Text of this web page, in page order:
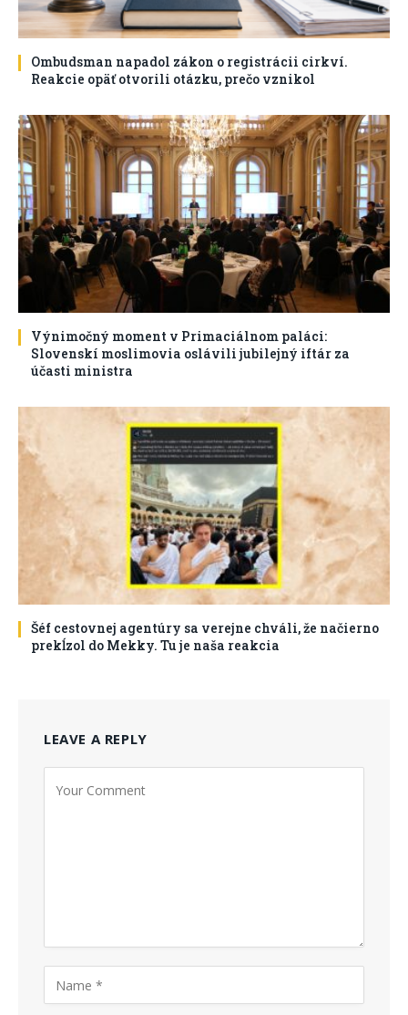
Ombudsman napadol zákon o registrácii cirkví.
Reakcie opäť otvorili otázku, prečo vznikol
Výnimočný moment v Primaciálnom paláci:
Slovenskí moslimovia oslávili jubilejný iftár za
účasti ministra
Šéf cestovnej agentúry sa verejne chváli, že načierno
prekĺzol do Mekky. Tu je naša reakcia
LEAVE A REPLY